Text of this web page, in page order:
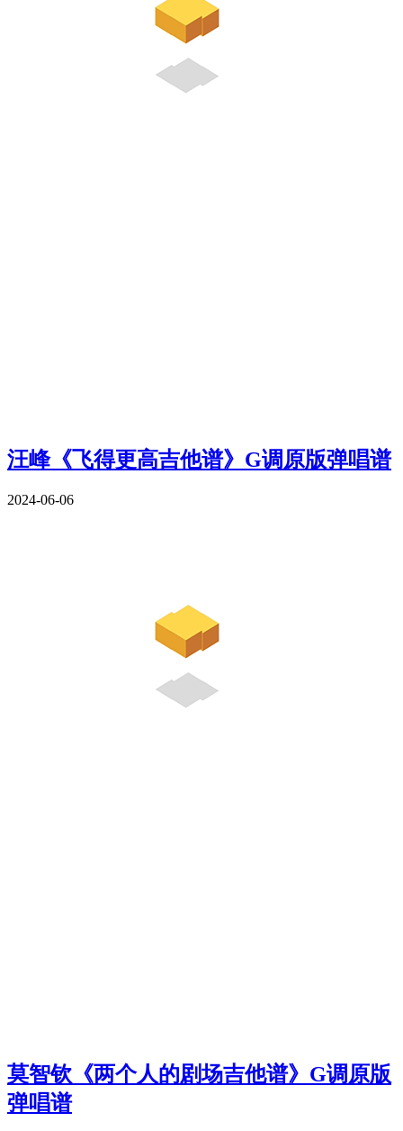
汪峰《飞得更高吉他谱》G调原版弹唱谱
2024-06-06
莫智钦《两个人的剧场吉他谱》G调原版
弹唱谱